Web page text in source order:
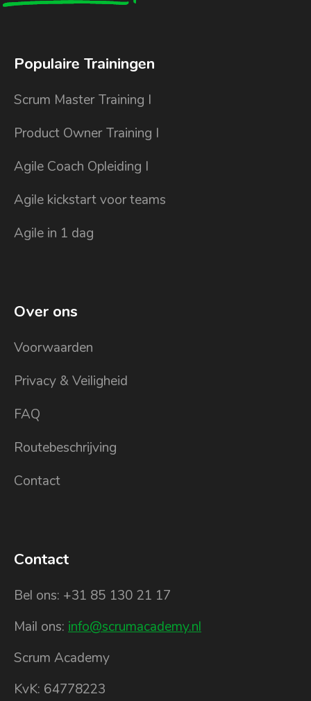
Populaire Trainingen
Scrum Master Training I
Product Owner Training I
Agile Coach Opleiding I
Agile kickstart voor teams
Agile in 1 dag
Over ons
Voorwaarden
Privacy & Veiligheid
FAQ
Routebeschrijving
Contact
Contact
Bel ons: +31 85 130 21 17
Mail ons: info@scrumacademy.nl
Scrum Academy
KvK: 64778223